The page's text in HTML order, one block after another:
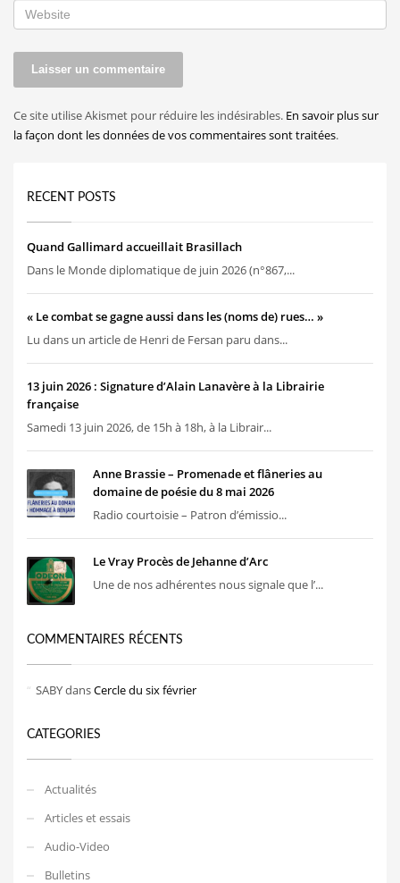
Ce site utilise Akismet pour réduire les indésirables. En savoir plus sur
la façon dont les données de vos commentaires sont traitées.
RECENT POSTS
Quand Gallimard accueillait Brasillach
Dans le Monde diplomatique de juin 2026 (n°867,...
« Le combat se gagne aussi dans les (noms de) rues… »
Lu dans un article de Henri de Fersan paru dans...
13 juin 2026 : Signature d’Alain Lanavère à la Librairie
française
Samedi 13 juin 2026, de 15h à 18h, à la Librair...
Anne Brassie – Promenade et flâneries au
domaine de poésie du 8 mai 2026
Radio courtoisie – Patron d’émissio...
Le Vray Procès de Jehanne d’Arc
Une de nos adhérentes nous signale que l’...
COMMENTAIRES RÉCENTS
SABYdansCercle du six février
CATEGORIES
Actualités
Articles et essais
Audio-Video
Bulletins